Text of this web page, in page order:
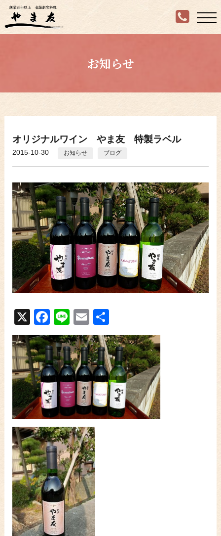
お知らせ
オリジナルワイン やま友 特製ラベル
2015-10-30 お知らせ ブログ
X Facebook
LineEmail
有